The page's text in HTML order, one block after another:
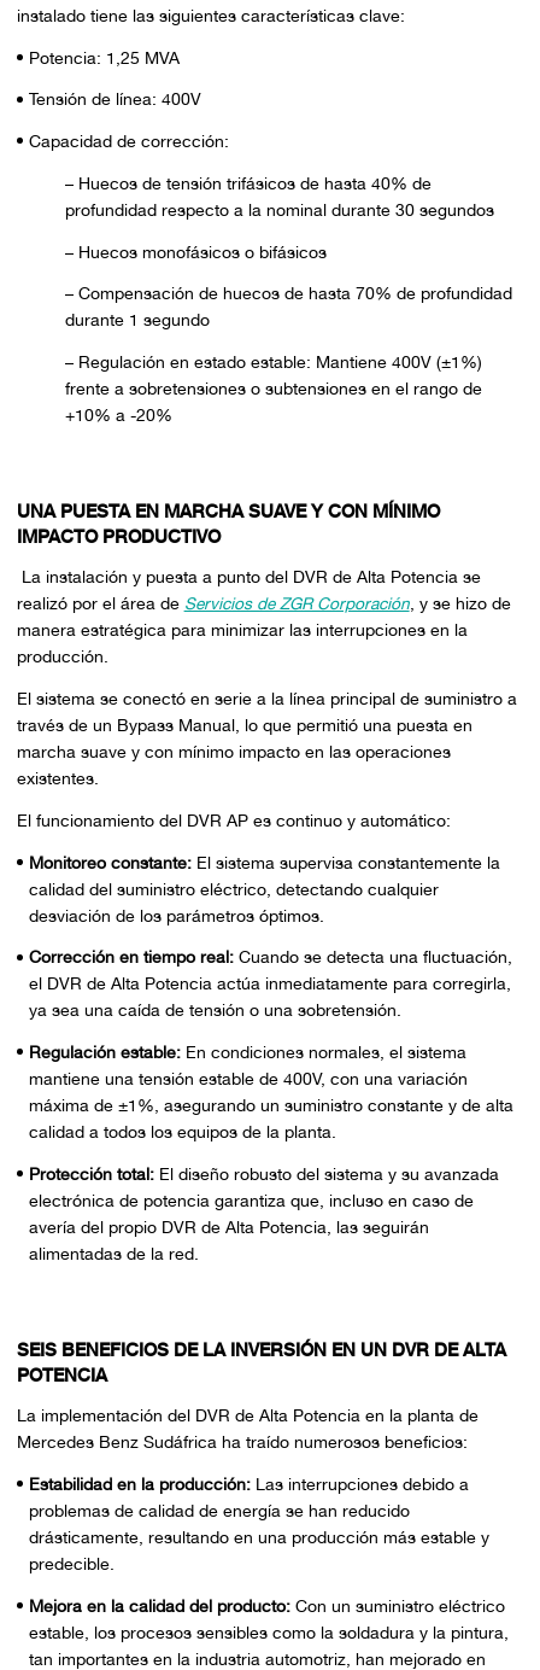
instalado tiene las siguientes características clave:
Potencia: 1,25 MVA
Tensión de línea: 400V
Capacidad de corrección:
– Huecos de tensión trifásicos de hasta 40% de
profundidad respecto a la nominal durante 30 segundos
– Huecos monofásicos o bifásicos
– Compensación de huecos de hasta 70% de profundidad
durante 1 segundo
– Regulación en estado estable: Mantiene 400V (±1%)
frente a sobretensiones o subtensiones en el rango de
+10% a -20%
UNA PUESTA EN MARCHA SUAVE Y CON MÍNIMO
IMPACTO PRODUCTIVO
La instalación y puesta a punto del DVR de Alta Potencia se
realizó por el área de Servicios de ZGR Corporación, y se hizo de
manera estratégica para minimizar las interrupciones en la
producción.
El sistema se conectó en serie a la línea principal de suministro a
través de un Bypass Manual, lo que permitió una puesta en
marcha suave y con mínimo impacto en las operaciones
existentes.
El funcionamiento del DVR AP es continuo y automático:
Monitoreo constante: El sistema supervisa constantemente la
calidad del suministro eléctrico, detectando cualquier
desviación de los parámetros óptimos.
Corrección en tiempo real: Cuando se detecta una fluctuación,
el DVR de Alta Potencia actúa inmediatamente para corregirla,
ya sea una caída de tensión o una sobretensión.
Regulación estable: En condiciones normales, el sistema
mantiene una tensión estable de 400V, con una variación
máxima de ±1%, asegurando un suministro constante y de alta
calidad a todos los equipos de la planta.
Protección total: El diseño robusto del sistema y su avanzada
electrónica de potencia garantiza que, incluso en caso de
avería del propio DVR de Alta Potencia, las seguirán
alimentadas de la red.
SEIS BENEFICIOS DE LA INVERSIÓN EN UN DVR DE ALTA
POTENCIA
La implementación del DVR de Alta Potencia en la planta de
Mercedes Benz Sudáfrica ha traído numerosos beneficios:
Estabilidad en la producción:Las interrupciones debido a
problemas de calidad de energía se han reducido
drásticamente, resultando en una producción más estable y
predecible.
Mejora en la calidad del producto:Con un suministro eléctrico
estable, los procesos sensibles como la soldadura y la pintura,
tan importantes en la industria automotriz, han mejorado en